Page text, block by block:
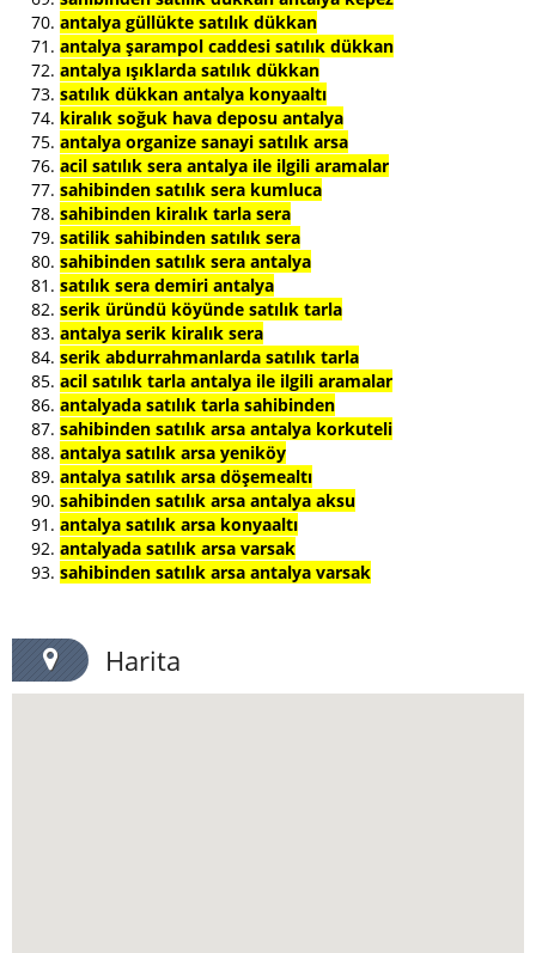
antalya güllükte satılık dükkan
antalya şarampol caddesi satılık dükkan
antalya ışıklarda satılık dükkan
satılık dükkan antalya konyaaltı
kiralık soğuk hava deposu antalya
antalya organize sanayi satılık arsa
acil satılık sera antalya ile ilgili aramalar
sahibinden satılık sera kumluca
sahibinden kiralık tarla sera
satilik sahibinden satılık sera
sahibinden satılık sera antalya
satılık sera demiri antalya
serik üründü köyünde satılık tarla
antalya serik kiralık sera
serik abdurrahmanlarda satılık tarla
acil satılık tarla antalya ile ilgili aramalar
antalyada satılık tarla sahibinden
sahibinden satılık arsa antalya korkuteli
antalya satılık arsa yeniköy
antalya satılık arsa döşemealtı
sahibinden satılık arsa antalya aksu
antalya satılık arsa konyaaltı
antalyada satılık arsa varsak
sahibinden satılık arsa antalya varsak
Harita